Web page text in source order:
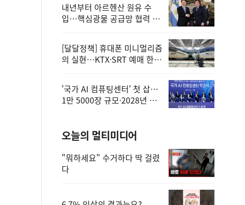
내년부터 아르헨산 원유 수
입…핵심광물 공급망 협력 체
[달달정책] 휴대폰 미니멀리즘
의 실현…KTX·SRT 예매 한
'국가 AI 컴퓨팅센터' 첫 삽…
1만 5000장 규모·2028년 완
오늘의 멀티미디어
"뭐하세요" 수거하다 딱 걸렸
다